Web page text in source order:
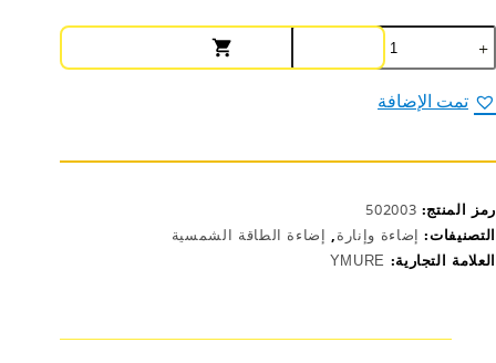
كمية
يومور
Y-
X2216
كشاف
تمت الإضافة
رمز المنتج: 502003
التصنيفات: إضاءة وإنارة, إضاءة الطاقة الشمسية
العلامة التجارية: YMURE